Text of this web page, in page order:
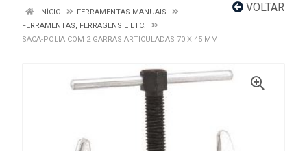
VOLTAR
INÍCIO
FERRAMENTAS MANUAIS
FERRAMENTAS, FERRAGENS E ETC.
SACA-POLIA COM 2 GARRAS ARTICULADAS 70 X 45 MM